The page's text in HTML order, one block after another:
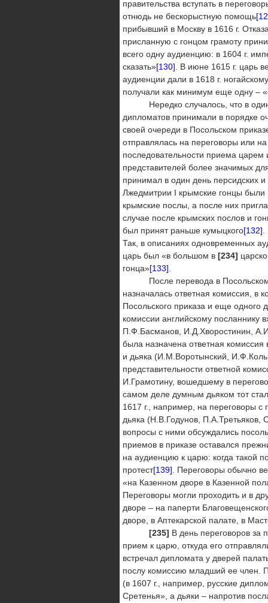
правительства вступать в
отнюдь не бескорыстную помощь
прибывший в Москву в 1616 г.
присланную с гонцом грамоту
всего одну аудиенцию: в 1604 г.
сказать»[130] . В июне 1615 г. царь
аудиенции дали в 1618 г.
получали как минимум еще одну –
Нередко случалось, что в один
дипломатов принимали в порядке
своей очереди в Посольском
отправлялась на переговоры или
последовательности приема
представителей более значимых
принимал в один день персидских
Лжедмитрии I крымские гонцы
крымские послы, а после них
случае после крымских послов и
был принят раньше кумыцкого[132]
Так, в описаниях одновременных
царь был «в большом в [234]
гонца»[133]
После перевода в Посольском
назначалась ответная комиссия, в
Посольского приказа и еще одного
комиссии английскому посланнику
П.Ф.Басманов, И.Д.Хворостинин,
была назначена ответная комиссия
и дьяка (И.М.Воротынский,
представительности ответной
И.Грамотину, вошедшему в
самом деле думным дьяком тот
1617 г., например, на переговоры с
дьяка (Н.В.Годунов, П.А.Третьяков,
вопросы с ними обсуждались
приемов в приказе оставался
на аудиенцию к царю: когда такой
протест[139] . Переговоры обычно
«на Казенном дворе в Казенной
Переговоры могли проходить и в
дворе – на паперти
дворе, в Аптекарской палате, в
[235] В день переговоров за
прием к царю, откуда его
встречал дипломата у дверей
послу комиссию младший ее член.
(в 1607 г., например, русские
Сретенья», а дьяки – напротив